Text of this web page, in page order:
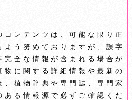
ンテンツは、可能な限り正
よう努めておりますが、誤字
完全な情報が含まれる場合が
物に関する詳細情報や最新の
、植物辞典や専門誌、専門家
ある情報源で必ずご確認くだ